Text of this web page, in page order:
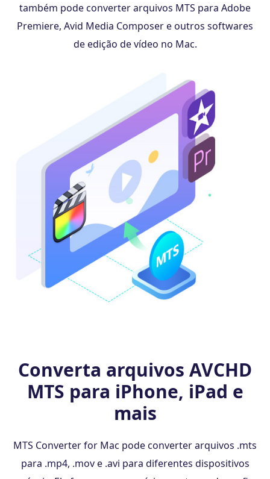
também pode converter arquivos MTS para Adobe
Premiere, Avid Media Composer e outros softwares
de edição de vídeo no Mac.
Converta arquivos AVCHD
MTS para iPhone, iPad e
mais
MTS Converter for Mac pode converter arquivos .mts
para .mp4, .mov e .avi para diferentes dispositivos